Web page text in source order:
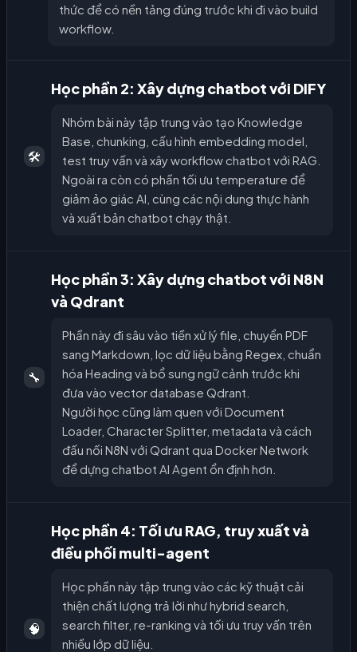
thức để có nền tảng đúng trước khi đi vào build
workflow.
🛠️
Học phần 2: Xây dựng chatbot với DIFY
Nhóm bài này tập trung vào tạo Knowledge
Base, chunking, cấu hình embedding model,
test truy vấn và xây workflow chatbot với RAG.
Ngoài ra còn có phần tối ưu temperature để
giảm ảo giác AI, cùng các nội dung thực hành
và xuất bản chatbot chạy thật.
🔧
Học phần 3: Xây dựng chatbot với N8N
và Qdrant
Phần này đi sâu vào tiền xử lý file, chuyển PDF
sang Markdown, lọc dữ liệu bằng Regex, chuẩn
hóa Heading và bổ sung ngữ cảnh trước khi
đưa vào vector database Qdrant.
Người học cũng làm quen với Document
Loader, Character Splitter, metadata và cách
đấu nối N8N với Qdrant qua Docker Network
để dựng chatbot AI Agent ổn định hơn.
🧠
Học phần 4: Tối ưu RAG, truy xuất và
điều phối multi-agent
Học phần này tập trung vào các kỹ thuật cải
thiện chất lượng trả lời như hybrid search,
search filter, re-ranking và tối ưu truy vấn trên
nhiều lớp dữ liệu.